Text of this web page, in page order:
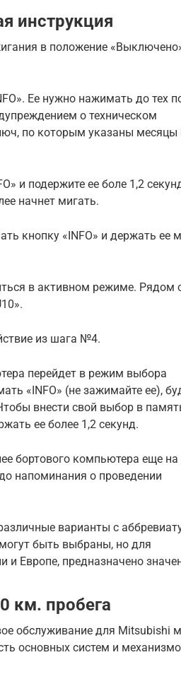
инструкция
в положение
Ее нужно нажимать до тех
о техническом
по которым указаны месяцы
и подержите ее боле 1,2
начнет мигать.
кнопку «INFO» и держать ее
в активном режиме. Рядом
из шага №4.
перейдет в режим выбора
«INFO» (не зажимайте ее),
внести свой выбор в
ее более 1,2 секунд.
бортового компьютера еще на
напоминания о проведении
варианты с
быть выбраны, но для
Европе, предназначено
км. пробега
обслуживание для Mitsubishi
основных систем и